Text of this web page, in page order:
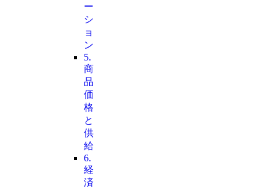
ー
シ
ョ
ン
5.
商
品
価
格
と
供
給
6.
経
済